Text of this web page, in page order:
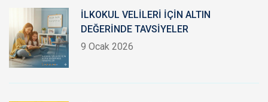
İLKOKUL VELİLERİ İÇİN ALTIN
DEĞERİNDE TAVSİYELER
9 Ocak 2026